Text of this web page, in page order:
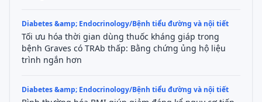
Diabetes &amp; Endocrinology/Bệnh tiểu đường và nội tiết
Tối ưu hóa thời gian dùng thuốc kháng giáp trong
bệnh Graves có TRAb thấp: Bằng chứng ủng hộ liệu
trình ngắn hơn
Diabetes &amp; Endocrinology/Bệnh tiểu đường và nội tiết